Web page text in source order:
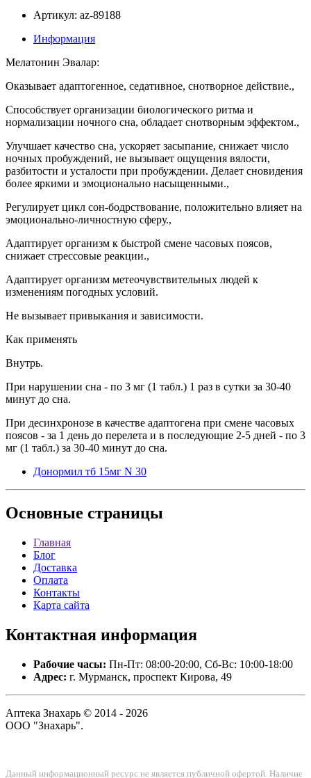
Артикул: az-89188
Информация
Мелатонин Эвалар:
Оказывает адаптогенное, седативное, снотворное действие.,
Способствует организации биологического ритма и
нормализации ночного сна, обладает снотворным эффектом.,
Улучшает качество сна, ускоряет засыпание, снижает число
ночных пробуждений, не вызывает ощущения вялости,
разбитости и усталости при пробуждении. Делает сновидения
более яркими и эмоционально насыщенными.,
Регулирует цикл сон-бодрствование, положительно влияет на
эмоционально-личностную сферу.,
Адаптирует организм к быстрой смене часовых поясов,
снижает стрессовые реакции.,
Адаптирует организм метеочувствительных людей к
изменениям погодных условий.
Не вызывает привыкания и зависимости.
Как применять
Внутрь.
При нарушении сна - по 3 мг (1 табл.) 1 раз в сутки за 30-40
минут до сна.
При десинхронозе в качестве адаптогена при смене часовых
поясов - за 1 день до перелета и в последующие 2-5 дней - по 3
мг (1 табл.) за 30-40 минут до сна.
Донормил тб 15мг N 30
Основные страницы
Главная
Блог
Доставка
Оплата
Контакты
Карта сайта
Контактная информация
Рабочие часы: Пн-Пт: 08:00-20:00, Сб-Вс: 10:00-18:00
Адрес: г. Мурманск, проспект Кирова, 49
Аптека Знахарь © 2014 - 2026
ООО "Знахарь".
Данный информационный ресурс не является публичной офертой. Наличие